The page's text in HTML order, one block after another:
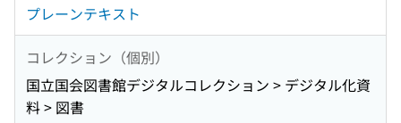
プレーンテキスト
コレクション（個別）
国立国会図書館デジタルコレクション > デジタル化資
料 > 図書